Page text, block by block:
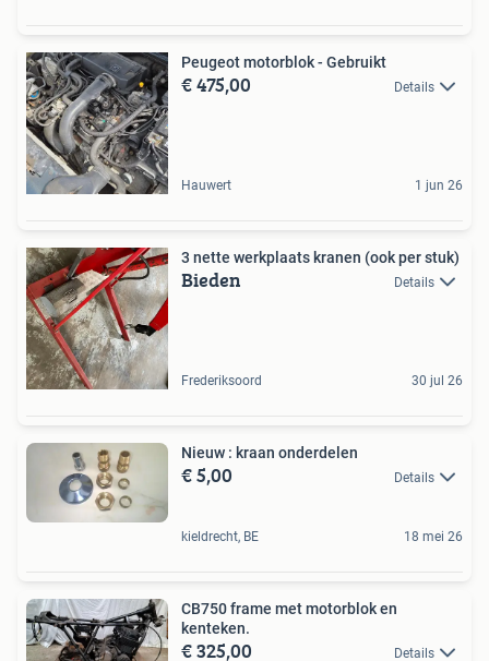
Peugeot motorblok - Gebruikt
€ 475,00 Details
Hauwert 1 jun 26
3 nette werkplaats kranen (ook per stuk)
Bieden Details
Frederiksoord 30 jul 26
Nieuw : kraan onderdelen
€ 5,00 Details
kieldrecht, BE 18 mei 26
CB750 frame met motorblok en
kenteken.
€ 325,00 Details